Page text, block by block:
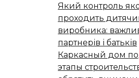
Який контроль
проходить
виробника:
партнерів і батьків
Каркасный дом
этапы